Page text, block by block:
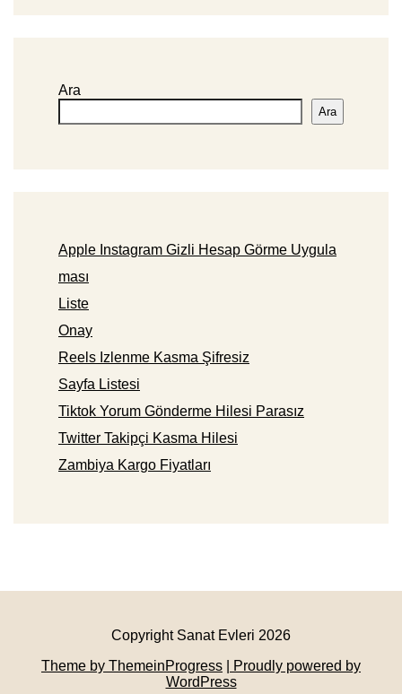
Ara
Ara
Apple Instagram Gizli Hesap Görme Uygula
ması
Liste
Onay
Reels Izlenme Kasma Şifresiz
Sayfa Listesi
Tiktok Yorum Gönderme Hilesi Parasız
Twitter Takipçi Kasma Hilesi
Zambiya Kargo Fiyatları
Copyright Sanat Evleri 2026
Theme by ThemeinProgress
| Proudly powered by
WordPress